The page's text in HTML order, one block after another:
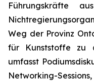
Führungskräfte
Weg der Provinz
für Kunststoffe zu
umfasst
Networking-